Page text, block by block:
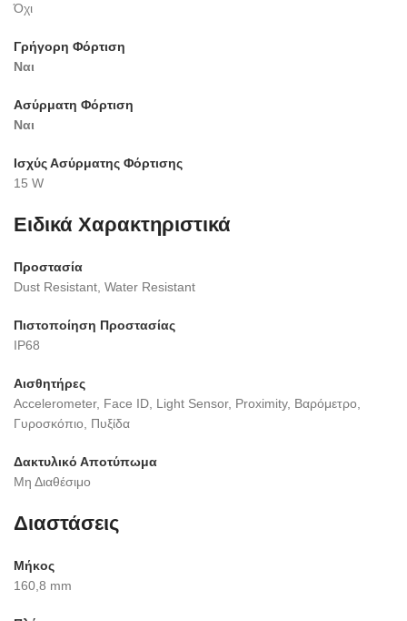
Όχι
Γρήγορη Φόρτιση
Ναι
Ασύρματη Φόρτιση
Ναι
Ισχύς Ασύρματης Φόρτισης
15 W
Ειδικά Χαρακτηριστικά
Προστασία
Dust Resistant, Water Resistant
Πιστοποίηση Προστασίας
IP68
Αισθητήρες
Accelerometer, Face ID, Light Sensor, Proximity, Βαρόμετρο,
Γυροσκόπιο, Πυξίδα
Δακτυλικό Αποτύπωμα
Μη Διαθέσιμο
Διαστάσεις
Μήκος
160,8 mm